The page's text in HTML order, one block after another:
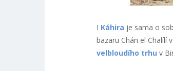
I Káhira je sama o
bazaru Chán el Chalílí
velbloudího trhu v